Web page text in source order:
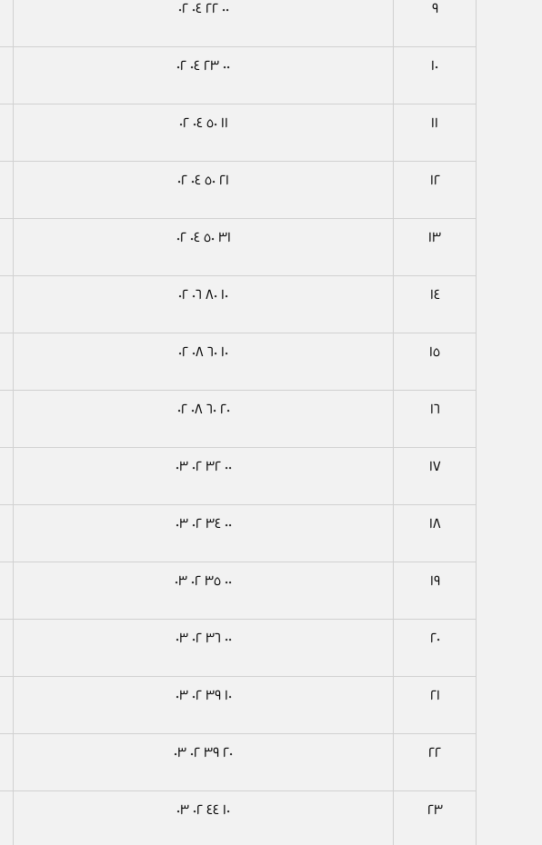
٩ ٠٠ ٢٢ ٠٤ ٠٢
١٠ ٠٠ ٢٣ ٠٤ ٠٢
١١ ١١ ٥٠ ٠٤ ٠٢
١٢ ٢١ ٥٠ ٠٤ ٠٢
١٣ ٣١ ٥٠ ٠٤ ٠٢
١٤ ١٠ ٨٠ ٠٦ ٠٢
١٥ ١٠ ٦٠ ٠٨ ٠٢
١٦ ٢٠ ٦٠ ٠٨ ٠٢
١٧ ٠٠ ٣٢ ٠٢ ٠٣
١٨ ٠٠ ٣٤ ٠٢ ٠٣
١٩ ٠٠ ٣٥ ٠٢ ٠٣
٢٠ ٠٠ ٣٦ ٠٢ ٠٣
٢١ ١٠ ٣٩ ٠٢ ٠٣
٢٢ ٢٠ ٣٩ ٠٢ ٠٣
٢٣ ١٠ ٤٤ ٠٢ ٠٣